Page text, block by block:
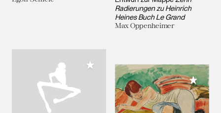
Radierungen zu Heinrich
Heines Buch Le Grand
Max Oppenheimer
Meiner Sammlung hinzufügen
Meiner